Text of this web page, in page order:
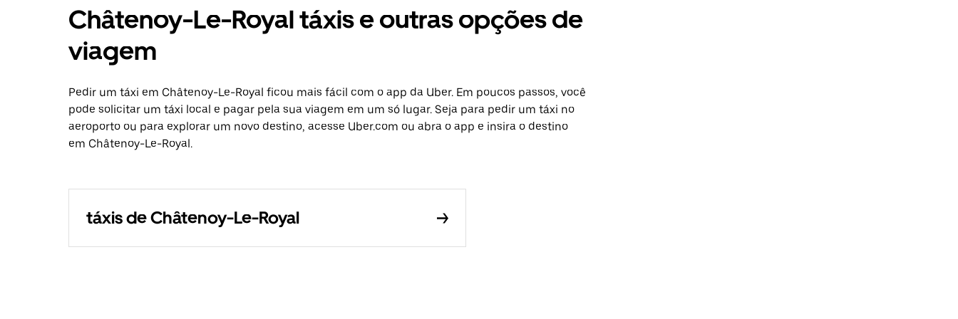
Châtenoy-Le-Royal táxis e outras opções de
viagem
Pedir um táxi em Châtenoy-Le-Royal ficou mais fácil com o app da Uber. Em poucos passos, você
pode solicitar um táxi local e pagar pela sua viagem em um só lugar. Seja para pedir um táxi no
aeroporto ou para explorar um novo destino, acesse Uber.com ou abra o app e insira o destino
em Châtenoy-Le-Royal.
táxis de Châtenoy-Le-Royal